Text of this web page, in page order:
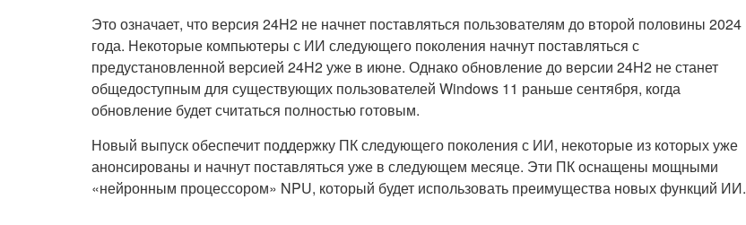
Это означает, что версия 24H2 не начнет поставляться пользователям до второй половины 2024
года. Некоторые компьютеры с ИИ следующего поколения начнут поставляться с
предустановленной версией 24H2 уже в июне. Однако обновление до версии 24H2 не станет
общедоступным для существующих пользователей Windows 11 раньше сентября, когда
обновление будет считаться полностью готовым.
Новый выпуск обеспечит поддержку ПК следующего поколения с ИИ, некоторые из которых уже
анонсированы и начнут поставляться уже в следующем месяце. Эти ПК оснащены мощными
«нейронным процессором» NPU, который будет использовать преимущества новых функций ИИ.